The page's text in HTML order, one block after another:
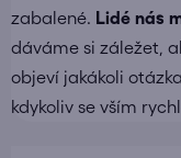
zabalené. Lidé nás
dáváme si záležet,
objeví jakákoli otázka,
kdykoliv se vším